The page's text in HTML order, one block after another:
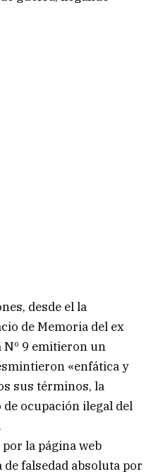
desde el la
de Memoria del ex
9 emitieron un
«enfática y
sus términos, la
ocupación ilegal del
la página web
falsedad absoluta por